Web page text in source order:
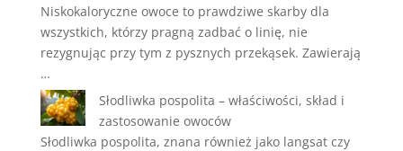
Niskokaloryczne owoce to prawdziwe skarby dla
wszystkich, którzy pragną zadbać o linię, nie
rezygnując przy tym z pysznych przekąsek. Zawierają
…
Słodliwka pospolita – właściwości, skład i
zastosowanie owoców
Słodliwka pospolita, znana również jako langsat czy